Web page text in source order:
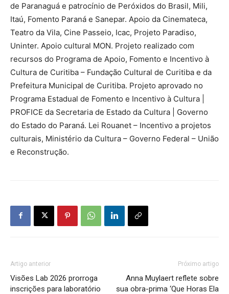
de Paranaguá e patrocínio de Peróxidos do Brasil, Mili,
Itaú, Fomento Paraná e Sanepar. Apoio da Cinemateca,
Teatro da Vila, Cine Passeio, Icac, Projeto Paradiso,
Uninter. Apoio cultural MON. Projeto realizado com
recursos do Programa de Apoio, Fomento e Incentivo à
Cultura de Curitiba – Fundação Cultural de Curitiba e da
Prefeitura Municipal de Curitiba. Projeto aprovado no
Programa Estadual de Fomento e Incentivo à Cultura |
PROFICE da Secretaria de Estado da Cultura | Governo
do Estado do Paraná. Lei Rouanet – Incentivo a projetos
culturais, Ministério da Cultura – Governo Federal – União
e Reconstrução.
Artigo anterior
Visões Lab 2026 prorroga
inscrições para laboratório
Próximo artigo
Anna Muylaert reflete sobre
sua obra-prima ‘Que Horas Ela